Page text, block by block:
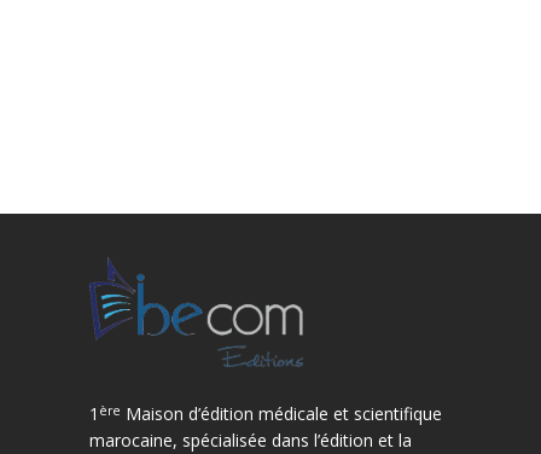
1 ère Maison d’édition médicale et scientifique
marocaine, spécialisée dans l’édition et la